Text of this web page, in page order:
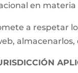
en
a respetar